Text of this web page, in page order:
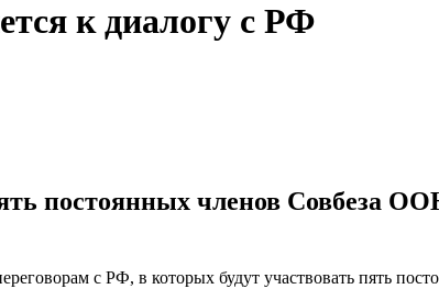
к диалогу с РФ
постоянных членов Совбеза
с РФ, в которых будут участвовать пять